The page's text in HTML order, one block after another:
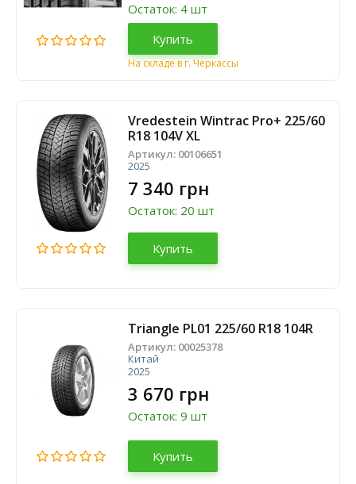
Остаток: 4 шт
Купить
На складе в г. Черкассы
Vredestein Wintrac Pro+ 225/60
R18 104V XL
Артикул: 00106651
2025
7 340 грн
Остаток: 20 шт
Купить
Triangle PL01 225/60 R18 104R
Артикул: 00025378
Китай
2025
3 670 грн
Остаток: 9 шт
Купить